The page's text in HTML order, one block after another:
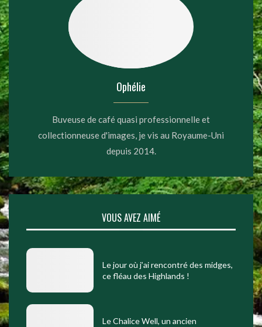
Ophélie
Buveuse de café quasi professionnelle et
collectionneuse d'images, je vis au Royaume-Uni
depuis 2014.
VOUS AVEZ AIMÉ
Le jour où j’ai rencontré des midges,
ce fléau des Highlands !
Le Chalice Well, un ancien